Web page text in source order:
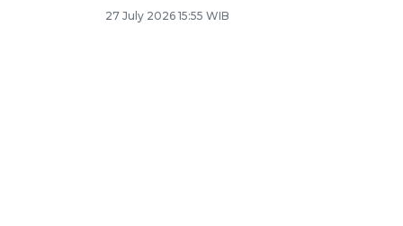
27 July 2026 15:55 WIB